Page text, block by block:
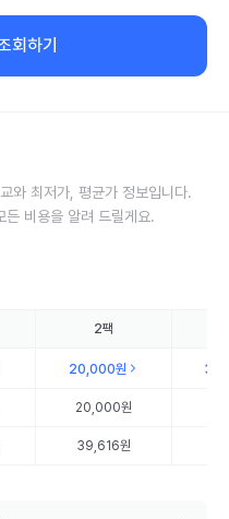
회하기
최저가, 평균가 정보입니다.
든 비용을 알려 드릴게요.
2팩
20,000원
20,000원
39,616원